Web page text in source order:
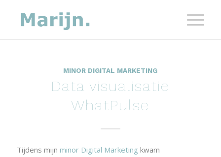
MINOR DIGITAL MARKETING
Data visualisatie
WhatPulse
Tijdens mijn minor Digital Marketing kwam